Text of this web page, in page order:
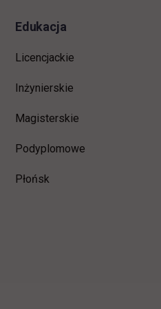
Edukacja
Licencjackie
Inżynierskie
Magisterskie
Podyplomowe
Płońsk